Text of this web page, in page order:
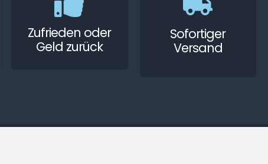
Zufrieden oder
Geld zurück
Sofortiger
Versand